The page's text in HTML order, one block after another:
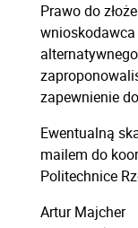
Prawo do
zapewnienie
Ewentualną
mailem do
Politechnice
Artur Majcher